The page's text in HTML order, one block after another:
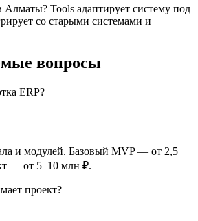
Алматы? Tools адаптирует систему под
со старыми системами и
вопросы
ERP?
и модулей. Базовый MVP — от 2,5
— от 5–10 млн ₽.
проект?